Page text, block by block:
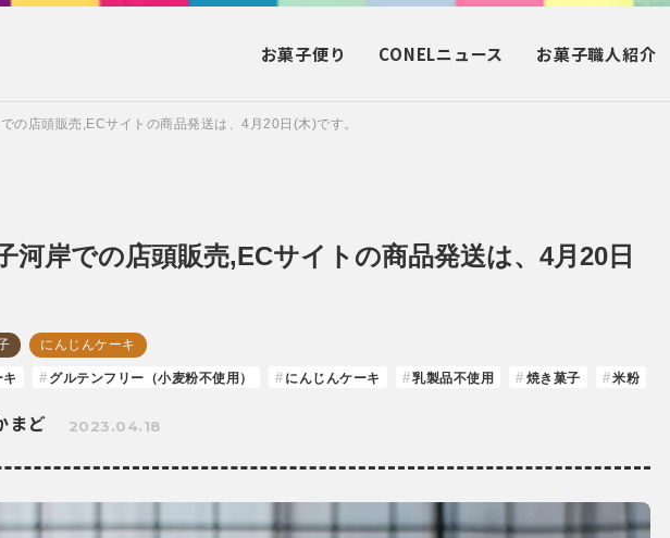
お菓子便り CONELニュース お菓子職人紹介
の店頭販売,ECサイトの商品発送は、4月20日(木)です。
河岸での店頭販売,ECサイトの商品発送は、4月20日
にんじんケーキ
グルテンフリー（小麦粉不使用） にんじんケーキ 乳製品不使用 焼き菓子 米粉
まど 2023.04.18